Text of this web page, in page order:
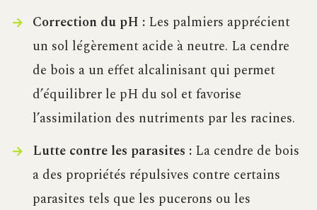
Correction du pH :Les palmiers apprécient
un sol légèrement acide à neutre. La cendre
de bois a un effet alcalinisant qui permet
d’équilibrer le pH du sol et favorise
l’assimilation des nutriments par les racines.
Lutte contre les parasites :La cendre de bois
a des propriétés répulsives contre certains
parasites tels que les pucerons ou les